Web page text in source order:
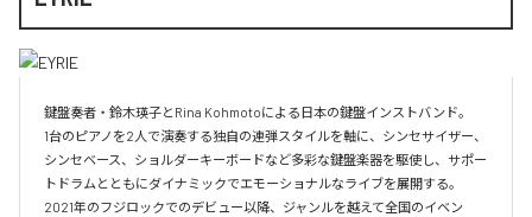
鍵盤奏者・鈴木瑛子とRina Kohmotoによる日本の鍵盤インストバンド。
1台のピアノを2人で演奏する独自の連弾スタイルを軸に、シンセサイザー、
シンセベース、ショルダーキーボードなど多彩な鍵盤楽器を駆使し、サポー
トドラムとともにダイナミックでエモーショナルなライブを展開する。
2021年のフジロックでのデビュー以降、ジャンルを越えて全国のイベン